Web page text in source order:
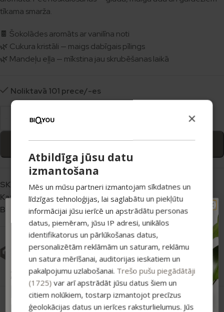
tīkama smarža.
🍫 Šokolādes aromāts ar vanilīna noti
🌿 Cukura kristāli — maigs dabīgais pīlings
🌿 Mandeļu eļļa — mīkstina jau skrubēšanas laikā
Noliktavā 101 prece/-es
Pievienot grozam
SKU:
4751013966772
Kategorijas:Skrubji
Birkas:
OUTLET
Preču atgriešana Drošs maksājums
×
Atbildīga jūsu datu
izmantošana
Mēs un mūsu partneri izmantojam sīkdatnes un
līdzīgas tehnoloģijas, lai saglabātu un piekļūtu
informācijai jūsu ierīcē un apstrādātu personas
datus, piemēram, jūsu IP adresi, unikālos
identifikatorus un pārlūkošanas datus,
personalizētām reklāmām un saturam, reklāmu
un satura mērīšanai, auditorijas ieskatiem un
pakalpojumu uzlabošanai. Trešo pušu piegādātāji
(1725) var arī apstrādāt jūsu datus šiem un
citiem nolūkiem, tostarp izmantojot precīzus
ģeolokācijas datus un ierīces raksturlielumus. Jūs
TAVAM PIRMAJAM
PIRKUMAM PAPILDUS
-15% ATLAIDE!
Pieraksties jaunumiem un saņem īpašu
atlaidi savam pirmajam pasūtījumam.
Atlaide summējas ar esošajiem piedāvājumiem
pirkumiem virs 25 €